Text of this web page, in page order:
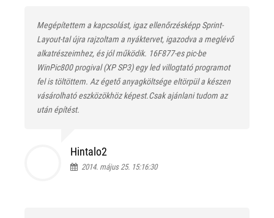
Megépítettem a kapcsolást, igaz ellenőrzésképp Sprint-
Layout-tal újra rajzoltam a nyáktervet, igazodva a meglévő
alkatrészeimhez, és jól működik. 16F877-es pic-be
WinPic800 progival (XP SP3) egy led villogtató programot
fel is töltöttem. Az égető anyagköltsége eltörpül a készen
vásárolható eszközökhöz képest.Csak ajánlani tudom az
után építést.
Hintalo2
2014. május 25. 15:16:30